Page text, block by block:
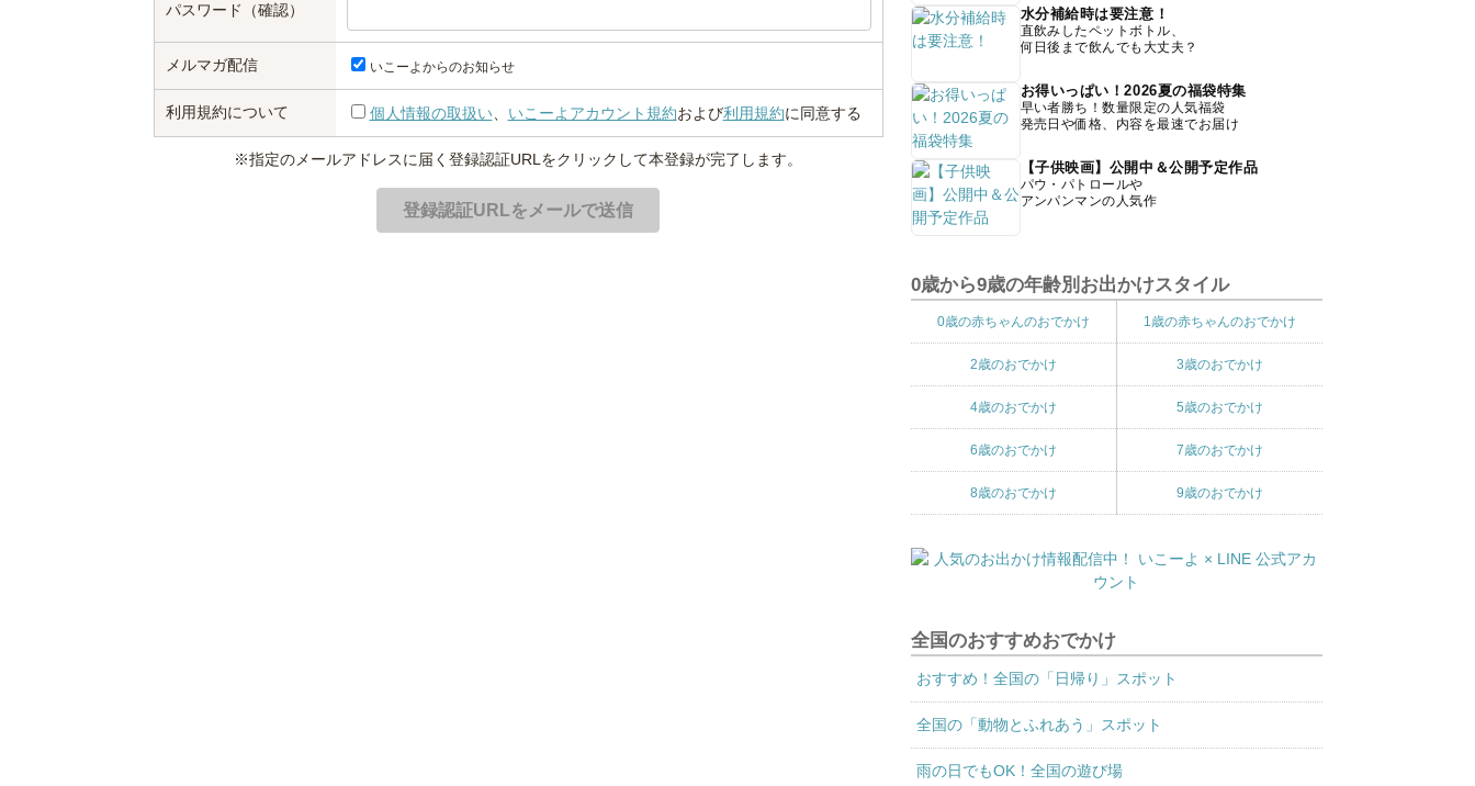
パスワード（確認）
メルマガ配信 いこーよからのお知らせ
利用規約について 個人情報の取扱い、 いこーよアカウント規約および利用規約に同意する
※指定のメールアドレスに届く登録認証URLをクリックして本登録が完了します。
水分補給時は要注意！
直飲みしたペットボトル、
何日後まで飲んでも大丈夫？
お得いっぱい！2026夏の福袋特集
早い者勝ち！数量限定の人気福袋
発売日や価格、内容を最速でお届け
【子供映画】公開中＆公開予定作品
パウ・パトロールや
アンパンマンの人気作
0歳から9歳の年齢別お出かけスタイル
0歳の赤ちゃんのおでかけ 1歳の赤ちゃんのおでかけ
2歳のおでかけ 3歳のおでかけ
4歳のおでかけ 5歳のおでかけ
6歳のおでかけ 7歳のおでかけ
8歳のおでかけ 9歳のおでかけ
全国のおすすめおでかけ
おすすめ！全国の「日帰り」スポット
全国の「動物とふれあう」スポット
雨の日でもOK！全国の遊び場